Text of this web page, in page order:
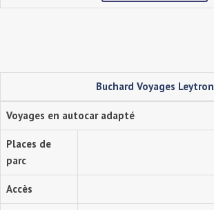
Buchard Voyages Leytron
Voyages en autocar adapté
Places de
parc
Accès